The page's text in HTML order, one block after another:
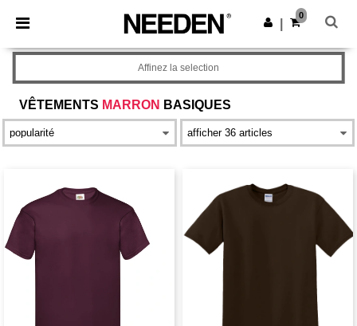
× Appli Needen
Meilleurs prix sur l’app !
Obtenir l'appli
0
VÊTEMENTS MARRON BASIQUES
Affinez la selection